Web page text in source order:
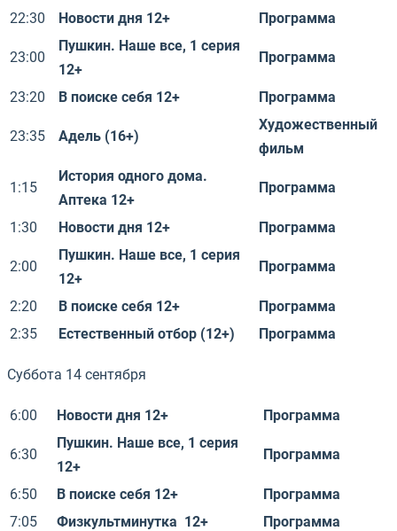
22:30 Новости дня 12+ Программа
23:00
Пушкин. Наше все, 1 серия
12+
Программа
23:20 В поиске себя 12+ Программа
23:35 Адель (16+)
Художественный
фильм
1:15
История одного дома.
Аптека 12+
Программа
1:30 Новости дня 12+ Программа
2:00
Пушкин. Наше все, 1 серия
12+
Программа
2:20 В поиске себя 12+
Программа
2:35
Естественный отбор (12+) Программа
Суббота 14 сентября
6:00 Новости дня 12+ Программа
6:30
Пушкин. Наше все, 1 серия
12+
Программа
6:50 В поиске себя 12+
Программа
7:05
Физкультминутка 12+
Программа